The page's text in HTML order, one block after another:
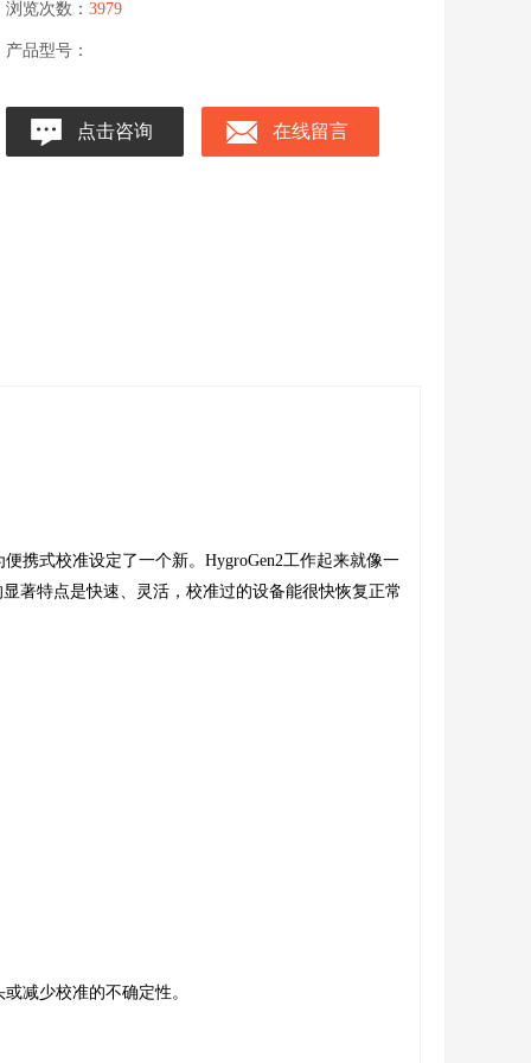
浏览次数： 3979
产品型号：
点击咨询 在线留言
携式校准设定了一个新。HygroGen2工作起来就像一
著特点是快速、灵活，校准过的设备能很快恢复正常
减少校准的不确定性。